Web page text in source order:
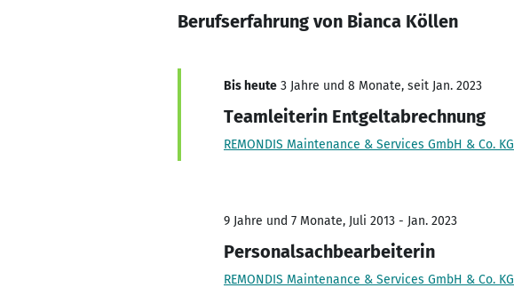
Berufserfahrung von Bianca Köllen
Bis heute 3 Jahre und 8 Monate, seit Jan. 2023
Teamleiterin Entgeltabrechnung
REMONDIS Maintenance & Services GmbH & Co. KG
9 Jahre und 7 Monate, Juli 2013 - Jan. 2023
Personalsachbearbeiterin
REMONDIS Maintenance & Services GmbH & Co. KG